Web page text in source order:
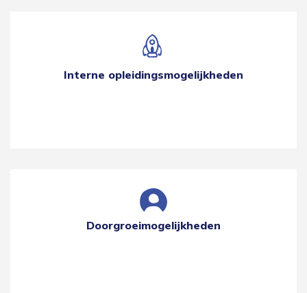
Interne opleidingsmogelijkheden
Doorgroeimogelijkheden